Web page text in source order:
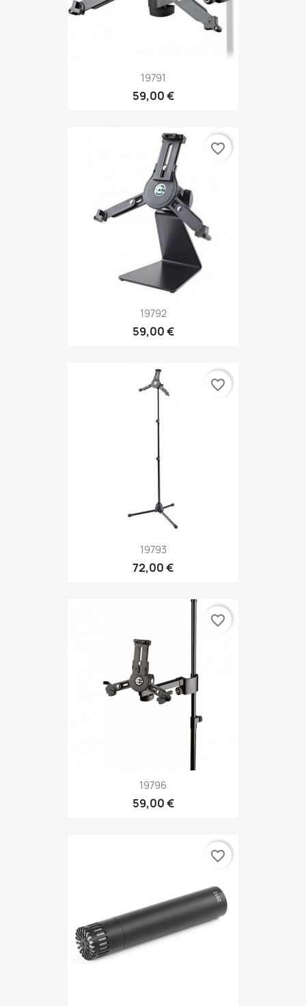
19791
59,00 €
19792
59,00 €
favorite_border
19793
72,00 €
favorite_border
19796
59,00 €
favorite_border
favorite_border